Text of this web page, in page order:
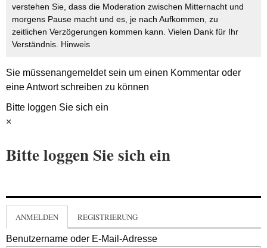
verstehen Sie, dass die Moderation zwischen Mitternacht und
morgens Pause macht und es, je nach Aufkommen, zu
zeitlichen Verzögerungen kommen kann. Vielen Dank für Ihr
Verständnis. Hinweis
Sie müssenangemeldetsein um einen Kommentar oder
eine Antwort schreiben zu können
Bitte loggen Sie sich ein
×
Bitte loggen Sie sich ein
ANMELDEN REGISTRIERUNG
Benutzername oder E-Mail-Adresse